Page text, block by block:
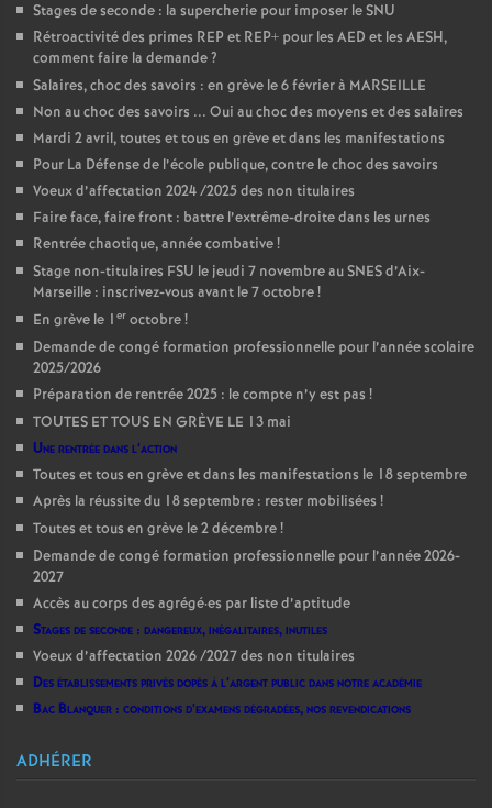
Stages de seconde : la supercherie pour imposer le SNU
Rétroactivité des primes REP et REP+ pour les AED et les AESH,
comment faire la demande?
Salaires, choc des savoirs : en grève le 6 février à MARSEILLE
Non au choc des savoirs ... Oui au choc des moyens et des salaires
Mardi 2 avril, toutes et tous en grève et dans les manifestations
Pour La Défense de l’école publique, contre le choc des savoirs
Voeux d’affectation 2024 /2025 des non titulaires
Faire face, faire front : battre l’extrême-droite dans les urnes
Rentrée chaotique, année combative!
Stage non-titulaires FSU le jeudi 7 novembre au SNES d’Aix-
Marseille : inscrivez-vous avant le 7 octobre!
En grève le 1 er octobre!
Demande de congé formation professionnelle pour l’année scolaire
2025/2026
Préparation de rentrée 2025 : le compte n’y est pas !
TOUTES ET TOUS EN GRÈVE LE 13 mai
Une rentrée dans l’action
Toutes et tous en grève et dans les manifestations le 18 septembre
Après la réussite du 18 septembre : rester mobilisées !
Toutes et tous en grève le 2 décembre!
Demande de congé formation professionnelle pour l’année 2026-
2027
Accès au corps des agrégé·es par liste d’aptitude
Stages de seconde : dangereux, inégalitaires, inutiles
Voeux d’affectation 2026 /2027 des non titulaires
Des établissements privés dopés à l’argent public dans notre académie
Bac Blanquer : conditions d’examens dégradées, nos revendications
ADHÉRER